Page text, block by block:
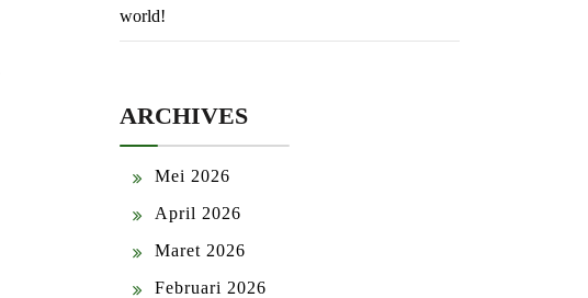
world!
ARCHIVES
Mei 2026
April 2026
Maret 2026
Februari 2026